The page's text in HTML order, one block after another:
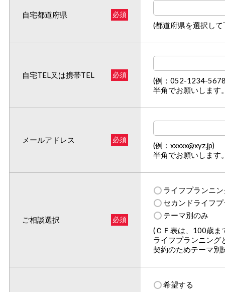
自宅都道府県 必須
(都道府県を選択して
自宅TEL又は携帯TEL 必須
(例：052-1234-
半角でお願いします
メールアドレス 必須
(例：xxxxx@xyz.jp)
半角でお願いします
ご相談選択 必須
ライフプランニ
セカンドライフ
テーマ別のみ
(ＣＦ表は、100歳ま
ライフプランニング
契約のためテーマ別
希望する